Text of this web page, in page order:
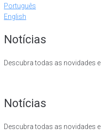
Português
English
Notícias
Descubra todas as novidades
Notícias
Descubra todas as novidades